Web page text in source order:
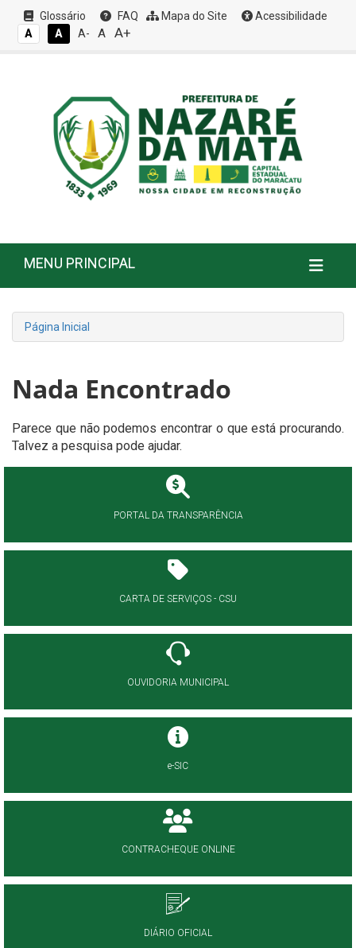
Glossário FAQ Mapa do Site
Acessibilidade
A
A A- A A+
MENU PRINCIPAL
Página Inicial
Nada Encontrado
Parece que não podemos encontrar o que está procurando.
Talvez a pesquisa pode ajudar.
PORTAL DA TRANSPARÊNCIA
CARTA DE SERVIÇOS - CSU
OUVIDORIA MUNICIPAL
e-SIC
CONTRACHEQUE ONLINE
DIÁRIO OFICIAL